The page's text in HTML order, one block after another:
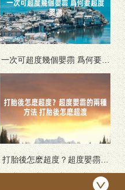
一次可超度幾個嬰霛 爲何要超
度嬰霛
打胎後怎麽超度？超度嬰霛的
兩種方法 打胎後怎麽超渡